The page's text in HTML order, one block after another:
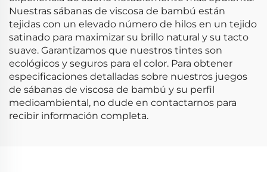
Nuestras sábanas de viscosa de bambú están
tejidas con un elevado número de hilos en un tejido
satinado para maximizar su brillo natural y su tacto
suave. Garantizamos que nuestros tintes son
ecológicos y seguros para el color. Para obtener
especificaciones detalladas sobre nuestros juegos
de sábanas de viscosa de bambú y su perfil
medioambiental, no dude en contactarnos para
recibir información completa.